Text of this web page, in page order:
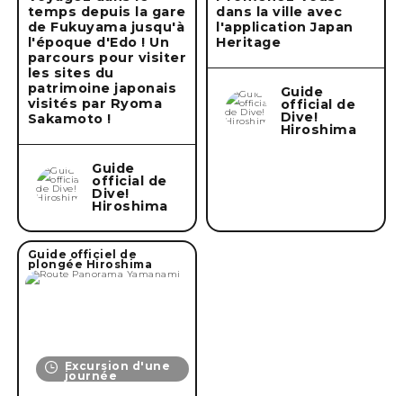
temps depuis la gare
de Fukuyama jusqu'à
l'époque d'Edo ! Un
parcours pour visiter
les sites du
patrimoine japonais
visités par Ryoma
Sakamoto !
Guide
official de
Dive!
Hiroshima
dans la ville avec
l'application Japan
Heritage
Guide
official de
Dive!
Hiroshima
Guide officiel de
plongée Hiroshima
Excursion d'une
journée